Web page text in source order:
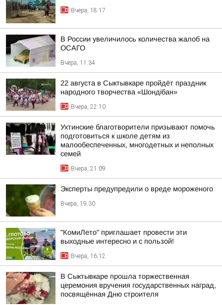
Вчера, 18:17
В России увеличилось количества жалоб на
ОСАГО
Вчера, 11:34
22 августа в Сыктывкаре пройдёт праздник
народного творчества «Шондібан»
Вчера, 22:10
Ухтинские благотворители призывают помочь
подготовиться к школе детям из
малообеспеченных, многодетных и неполных
семей
Вчера, 21:09
Эксперты предупредили о вреде мороженого
Вчера, 19:30
"КомиЛето" приглашает провести эти
выходные интересно и с пользой!
Вчера, 16:12
В Сыктывкаре прошла торжественная
церемония вручения государственных наград,
посвящённая Дню строителя